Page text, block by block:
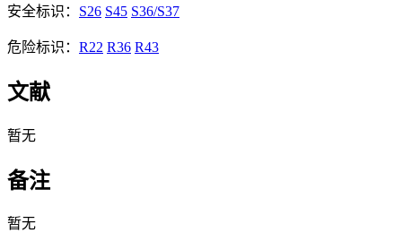
安全标识： S26 S45 S36/S37
危险标识： R22 R36 R43
文献
暂无
备注
暂无